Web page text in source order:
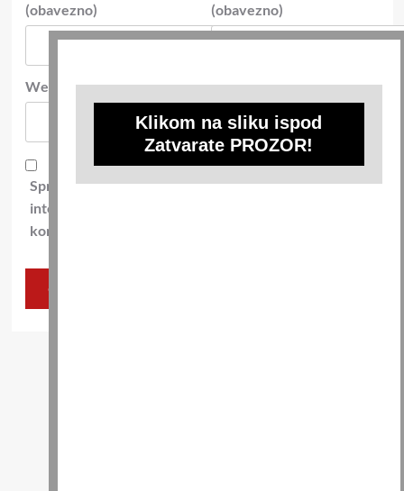
(obavezno)
(obavezno)
Web-stranica
Spremi moje ime, e-poštu i web-stranicu u ovom
internet pregledniku za sljedeći put kada budem
komentirao.
Klikom na sliku ispod
Zatvarate PROZOR!